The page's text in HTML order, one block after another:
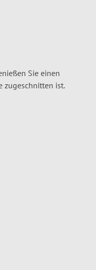
Sie einen
zugeschnitten ist.